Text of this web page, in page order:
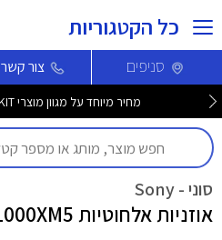
כל הקטגוריות
סניפים צור קשר
מחיר מיוחד על מגוון מוצרי PETKIT לחברי מועדון >>
סוני - Sony
אוזניות אלחוטיות WF-1000XM5